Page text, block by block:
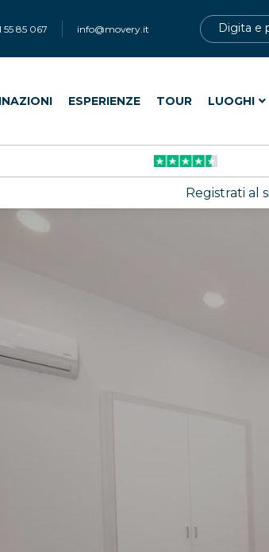
55 85 067 info@movery.it
ESPERIENZE TOUR LUOGHI
Registrati al